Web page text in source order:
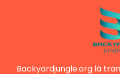
Backyardjungle.org là